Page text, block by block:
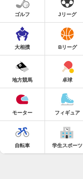
ゴルフ Jリーグ
大相撲 Bリーグ
地方競馬 卓球
モーター フィギュア
自転車 学生スポーツ